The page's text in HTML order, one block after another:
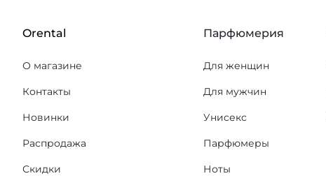
Orental
О магазине
Контакты
Новинки
Распродажа
Скидки
Парфюмерия
Для женщин
Для мужчин
Унисекс
Парфюмеры
Ноты